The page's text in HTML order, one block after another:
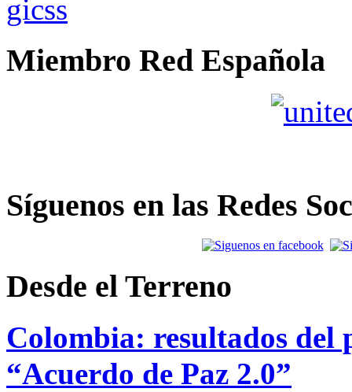
Miembro Red Española
Síguenos en las Redes
Desde el Terreno
Colombia: resultados del
“Acuerdo de Paz 2.0”